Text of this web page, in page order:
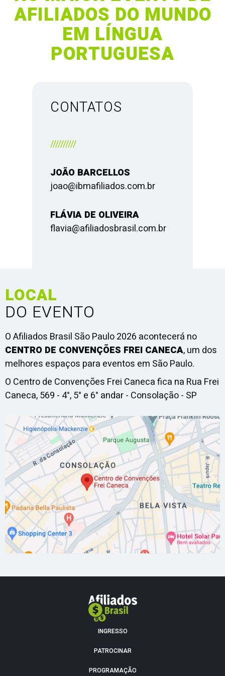
AFILIADOS DO MUNDO
EM LÍNGUA
PORTUGUESA
CONTATOS
//////////
JOÃO BARCELLOS
joao@ibmafiliados.com.br
FLÁVIA DE OLIVEIRA
flavia@afiliadosbrasil.com.br
LOCAL
DO EVENTO
O Afiliados Brasil São Paulo 2026 acontecerá no
CENTRO DE CONVENÇÕES FREI CANECA, um dos
melhores espaços para eventos em São Paulo.
O Centro de Convenções Frei Caneca fica na Rua Frei
Caneca, 569 - 4°, 5° e 6° andar - Consolação - SP
INGRESSO
PATROCINAR
PROGRAMAÇÃO